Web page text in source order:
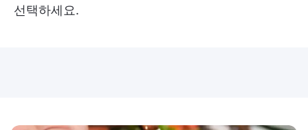
선택하세요.